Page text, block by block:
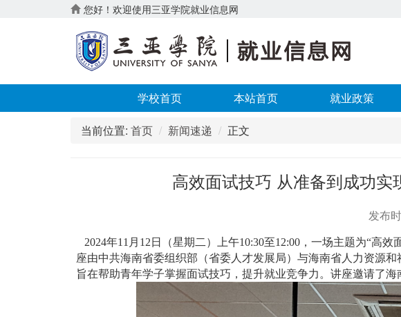
您好！欢迎使用三亚学院就业信息网
学校首页 本站首页 就业政策
当前位置: 首页 新闻速递 正文
高效面试技巧 从准备到成功
发布
2024年11月12日（星期二）上午10:30至12:00，一场主题为“高
座由中共海南省委组织部（省委人才发展局）与海南省人力资源
旨在帮助青年学子掌握面试技巧，提升就业竞争力。讲座邀请了